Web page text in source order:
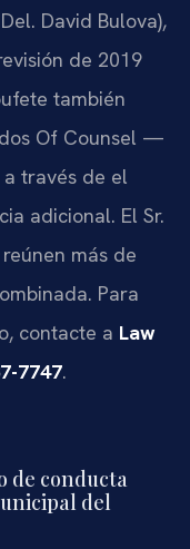
David Bulova),
de 2019
también
Of Counsel —
través de el
adicional. El Sr.
más de
Para
contacte a Law
7747.
de conducta
del